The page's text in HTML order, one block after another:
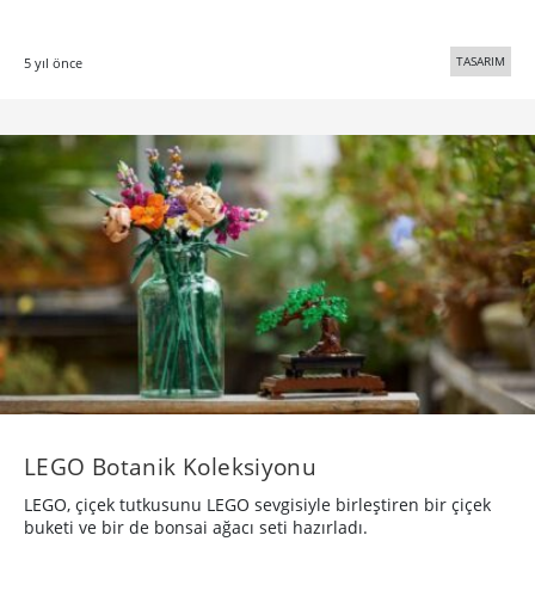
5 yıl önce TASARIM
LEGO Botanik Koleksiyonu
LEGO, çiçek tutkusunu LEGO sevgisiyle birleştiren bir çiçek
buketi ve bir de bonsai ağacı seti hazırladı.